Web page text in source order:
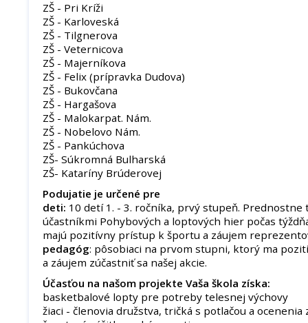
ZŠ - Pri Kríži
ZŠ - Karloveská
ZŠ - Tilgnerova
ZŠ - Veternicova
ZŠ - Majerníkova
ZŠ - Felix (prípravka Dudova)
ZŠ - Bukovčana
ZŠ - Hargašova
ZŠ - Malokarpat. Nám.
ZŠ - Nobelovo Nám.
ZŠ - Pankúchova
ZŠ- Súkromná Bulharská
ZŠ- Kataríny Brúderovej
Podujatie je určené pre
deti: 10 detí 1. - 3. ročníka, prvý stupeň.
účastníkmi Pohybových a loptových hier počas
majú pozitívny prístup k športu a záujem
pedagóg: pôsobiaci na prvom stupni, ktorý ma
a záujem zúčastniť sa našej akcie.
Účasťou na našom projekte Vaša škola získa:
basketbalové lopty pre potreby telesnej výchovy
žiaci - členovia družstva, tričká s potlačou a